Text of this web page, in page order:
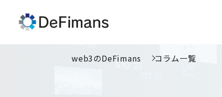
web3のDeFimans コラム一覧